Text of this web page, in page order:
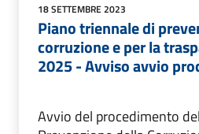
18 SETTEMBRE 2023
Piano triennale di
corruzione e per la
2025 - Avviso avvio
Avvio del procedimento